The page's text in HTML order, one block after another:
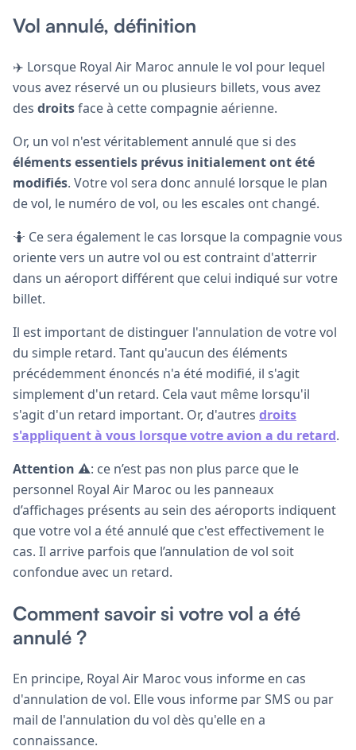
Vol annulé, définition
✈️ Lorsque Royal Air Maroc annule le vol pour lequel
vous avez réservé un ou plusieurs billets, vous avez
des droitsface à cette compagnie aérienne.
Or, un vol n'est véritablement annulé que si des
éléments essentiels prévus initialement ont été
modifiés. Votre vol sera donc annulé lorsque le plan
de vol, le numéro de vol, ou les escales ont changé.
🤷 Ce sera également le cas lorsque la compagnie vous
oriente vers un autre vol ou est contraint d'atterrir
dans un aéroport différent que celui indiqué sur votre
billet.
Il est important de distinguer l'annulation de votre vol
du simple retard. Tant qu'aucun des éléments
précédemment énoncés n'a été modifié, il s'agit
simplement d'un retard. Cela vaut même lorsqu'il
s'agit d'un retard important. Or, d'autres droits
s'appliquent à vous lorsque votre avion a du retard.
Attention ⚠️: ce n’est pas non plus parce que le
personnel Royal Air Maroc ou les panneaux
d’affichages présents au sein des aéroports indiquent
que votre vol a été annulé que c'est effectivement le
cas. Il arrive parfois que l’annulation de vol soit
confondue avec un retard.
Comment savoir si votre vol a été
annulé ?
En principe, Royal Air Maroc vous informe en cas
d'annulation de vol. Elle vous informe par SMS ou par
mail de l'annulation du vol dès qu'elle en a
connaissance.